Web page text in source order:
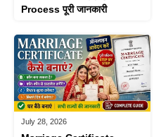
Process पूरी जानकारी
July 28, 2026